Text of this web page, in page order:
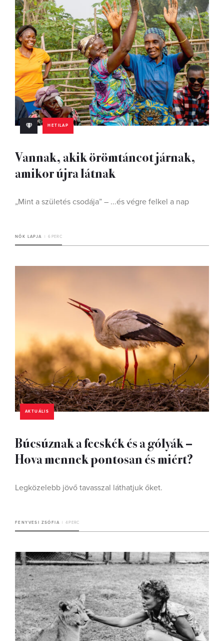
HETILAP
Vannak, akik örömtáncot járnak,
amikor újra látnak
„Mint a születés csodája” – ...és végre felkel a nap
NŐK LAPJA 6 PERC
AKTUÁLIS
Búcsúznak a fecskék és a gólyák –
Hova mennek pontosan és miért?
Legközelebb jövő tavasszal láthatjuk őket.
FENYVESI ZSÓFIA 4 PERC